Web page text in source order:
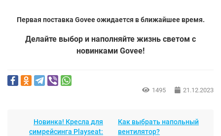
Первая поставка Govee ожидается в ближайшее время.
Делайте выбор и наполняйте жизнь светом с
новинками Govee!
1495 21.12.2023
Новинка! Кресла для
симрейсинга Playseat:
Как выбрать напольный
вентилятор?